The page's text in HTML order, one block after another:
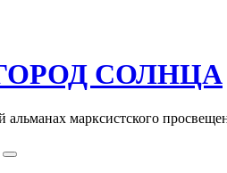
СОЛНЦА
марксистского